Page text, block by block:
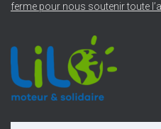
ferme pour nous soutenir toute